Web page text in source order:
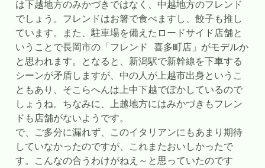
は下越地方のみかづきではなく、中越地方のフレンド
でしょう。フレンドはお箸で食べますし、餃子も推し
ています。また、駐車場を備えたロードサイド店舗と
いうことで長岡市の「フレンド 喜多町店」がモデルか
と思われます。となると、新潟駅で新幹線を下車する
シーンが矛盾しますが、中の人が上越市出身というこ
ともあり、そこらへんは上中下越でぼかしているので
しょうね。ちなみに、上越地方にはみかづきもフレン
ドも店舗がないようです。
で、ご多分に漏れず、このイタリアンにもあまり期待
していなかったのですが、これまたおいしかったで
す。こんなの合うわけがねえ～と思っていたのです